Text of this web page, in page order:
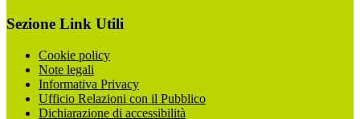
Sezione Link Utili
Cookie policy
Note legali
Informativa Privacy
Ufficio Relazioni con il Pubblico
Dichiarazione di accessibilità